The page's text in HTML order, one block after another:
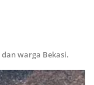
warga Bekasi.